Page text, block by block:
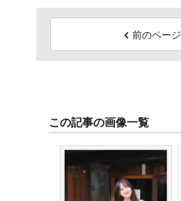
前のページ
この記事の画像一覧